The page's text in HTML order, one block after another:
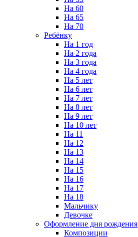
На 60
На 65
На 70
Ребёнку
На 1 год
На 2 года
На 3 года
На 4 года
На 5 лет
На 6 лет
На 7 лет
На 8 лет
На 9 лет
На 10 лет
На 11
На 12
На 13
На 14
На 15
На 16
На 17
На 18
Мальчику
Девочке
Оформление дня рождения
Композиции